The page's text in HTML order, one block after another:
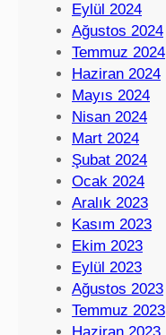
Eylül 2024
Ağustos 2024
Temmuz 2024
Haziran 2024
Mayıs 2024
Nisan 2024
Mart 2024
Şubat 2024
Ocak 2024
Aralık 2023
Kasım 2023
Ekim 2023
Eylül 2023
Ağustos 2023
Temmuz 2023